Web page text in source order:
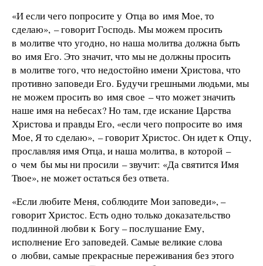
«И если чего попросите у Отца во имя Мое, то
сделаю», – говорит Господь. Мы можем просить
в молитве что угодно, но наша молитва должна быть
во имя Его. Это значит, что мы не должны просить
в молитве того, что недостойно имени Христова, что
противно заповеди Его. Будучи грешными людьми, мы
не можем просить во имя свое – что может значить
наше имя на небесах? Но там, где искание Царства
Христова и правды Его, «если чего попросите во имя
Мое, Я то сделаю», – говорит Христос. Он идет к Отцу,
прославляя имя Отца, и наша молитва, в которой –
о чем бы мы ни просили – звучит: «Да святится Имя
Твое», не может остаться без ответа.
«Если любите Меня, соблюдите Мои заповеди», –
говорит Христос. Есть одно только доказательство
подлинной любви к Богу – послушание Ему,
исполнение Его заповедей. Самые великие слова
о любви, самые прекрасные переживания без этого